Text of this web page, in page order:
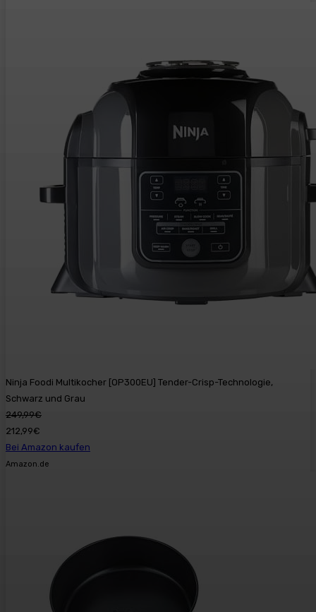
Ninja Foodi Multikocher [OP300EU] Tender-Crisp-Technologie,
Schwarz und Grau
249,99€
212,99€
Bei Amazon kaufen
Amazon.de